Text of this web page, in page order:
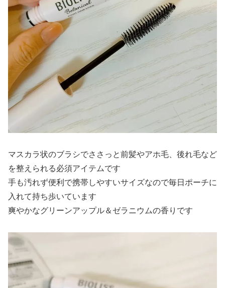
マスカラ状のブラシでささっと前髪やアホ毛、後れ毛など
を整えられる必須アイテムです
手も汚れず便利で携帯しやすいサイズなので毎日ポーチに
入れて持ち歩いています
爽やかなグリーンアップル＆ゼラニウムの香りです